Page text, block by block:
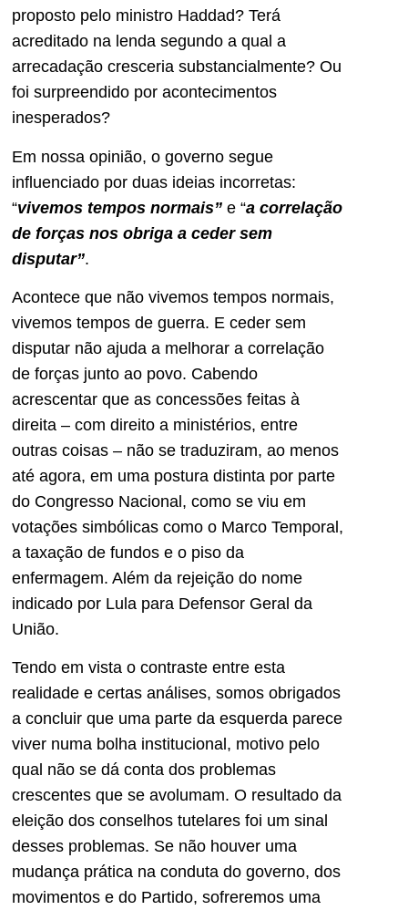
proposto pelo ministro Haddad? Terá
acreditado na lenda segundo a qual a
arrecadação cresceria substancialmente? Ou
foi surpreendido por acontecimentos
inesperados?
Em nossa opinião, o governo segue
influenciado por duas ideias incorretas:
“vivemos tempos normais” e “a correlação
de forças nos obriga a ceder sem
disputar”.
Acontece que não vivemos tempos normais,
vivemos tempos de guerra. E ceder sem
disputar não ajuda a melhorar a correlação
de forças junto ao povo. Cabendo
acrescentar que as concessões feitas à
direita – com direito a ministérios, entre
outras coisas – não se traduziram, ao menos
até agora, em uma postura distinta por parte
do Congresso Nacional, como se viu em
votações simbólicas como o Marco Temporal,
a taxação de fundos e o piso da
enfermagem. Além da rejeição do nome
indicado por Lula para Defensor Geral da
União.
Tendo em vista o contraste entre esta
realidade e certas análises, somos obrigados
a concluir que uma parte da esquerda parece
viver numa bolha institucional, motivo pelo
qual não se dá conta dos problemas
crescentes que se avolumam. O resultado da
eleição dos conselhos tutelares foi um sinal
desses problemas. Se não houver uma
mudança prática na conduta do governo, dos
movimentos e do Partido, sofreremos uma